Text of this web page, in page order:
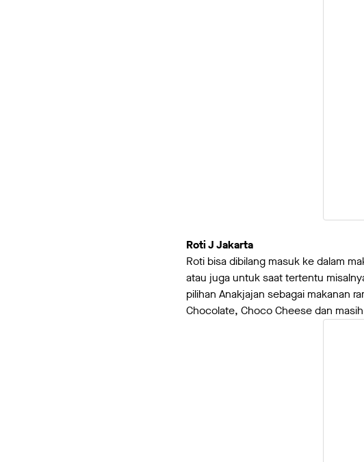
Roti J Jakarta
Roti bisa dibilang masuk ke dalam
atau juga untuk saat tertentu
pilihan Anakjajan sebagai makanan
Chocolate, Choco Cheese dan